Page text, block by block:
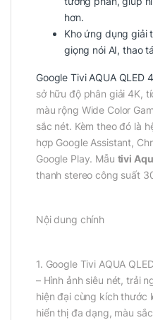
hơn.
Kho ứng dụng giải
giọng nói AI, thao
Google Tivi AQUA QLED
sở hữu độ phân giải 4K,
màu rộng Wide Color
sắc nét. Kèm theo đó là
hợp Google Assistant,
Google Play. Mẫu tivi
thanh stereo công suất
Nội dung chính
1. Google Tivi AQUA
– Hình ảnh siêu nét, trải
hiện đại cùng kích thước
hiển thị đa dạng, màu